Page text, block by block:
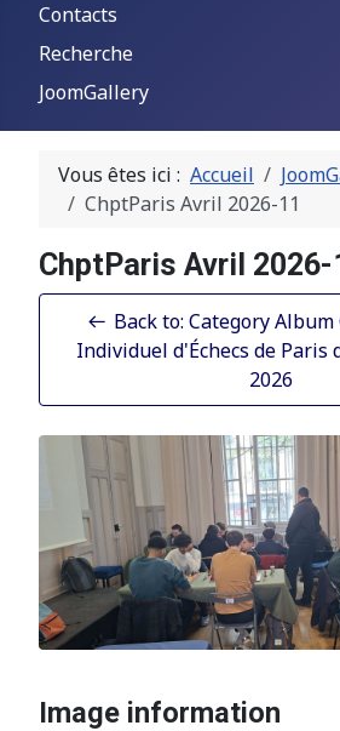
Contacts
Recherche
JoomGallery
Vous êtes ici : Accueil
ChptParis Avril 2026-11
ChptParis Avril 2026-
Back to: Category
Individuel d'Échecs de Paris
2026
Image information